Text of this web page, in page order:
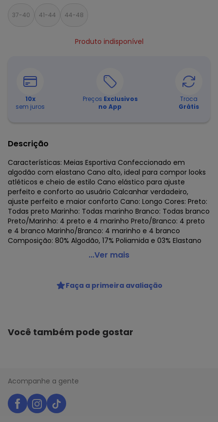
37-40 41-44 44-48
Produto indisponível
10x
sem juros
Preços Exclusivos
no App
Troca
Grátis
Descrição
Características: Meias Esportiva Confeccionado em
algodão com elastano Cano alto, ideal para compor looks
atléticos e cheio de estilo Cano elástico para ajuste
perfeito e conforto ao usuário Calcanhar verdadeiro,
ajuste perfeito e maior conforto Cano: Longo Cores: Preto:
Todas preto Marinho: Todas marinho Branco: Todas branco
Preto/Marinho: 4 preto e 4 marinho Preto/Branco: 4 preto
e 4 branco Marinho/Branco: 4 marinho e 4 branco
Composição: 80% Algodão, 17% Poliamida e 03% Elastano
Lupo - Kit com 8 pares de Meias Esportiva Cano Longo
Código do produto: 24288129
Colecao : SPORT LUPO
...Ver mais
Faça a primeira avaliação
Você também pode gostar
Acompanhe a gente